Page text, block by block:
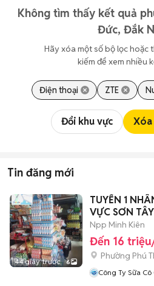
Không tìm thấy kết quả
Đức, Đắk
Hãy xóa một số bộ lọc hoặc
kiếm để xem nhiều
Điện thoại ZTE
Đổi khu vực
Tin đăng mới
44 giây trước 6
TUYỂN 1
VỰC SƠN
Npp Minh Kiên
Đến 16
Phường Phú
Công Ty Sữa Cô